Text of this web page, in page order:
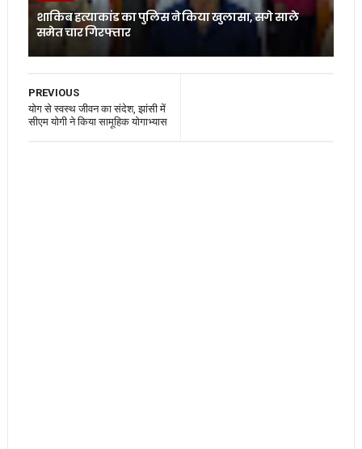
शाकिब हत्याकांड का पुलिस ने किया खुलासा, सगे साले
समेत चार गिरफ्तार
PREVIOUS
योग से स्वस्थ जीवन का संदेश, झांसी में
सीएम योगी ने किया सामूहिक योगाभ्यास